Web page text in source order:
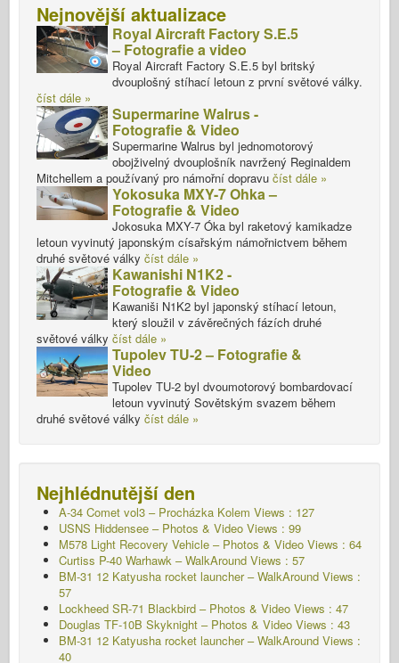
Nejnovější aktualizace
Royal Aircraft Factory S.E.5
– Fotografie a video
Royal Aircraft Factory S.E.5 byl britský
dvouplošný stíhací letoun z první světové války.
číst dále »
Supermarine Walrus -
Fotografie & Video
Supermarine Walrus byl jednomotorový
obojživelný dvouplošník navržený Reginaldem
Mitchellem a používaný pro námořní dopravu číst dále »
Yokosuka MXY-7 Ohka –
Fotografie & Video
Jokosuka MXY-7 Óka byl raketový kamikadze
letoun vyvinutý japonským císařským námořnictvem během
druhé světové války číst dále »
Kawanishi N1K2 -
Fotografie & Video
Kawaniši N1K2 byl japonský stíhací letoun,
který sloužil v závěrečných fázích druhé
světové války číst dále »
Tupolev TU-2 – Fotografie &
Video
Tupolev TU-2 byl dvoumotorový bombardovací
letoun vyvinutý Sovětským svazem během
druhé světové války číst dále »
Nejhlédnutější den
A-34 Comet vol3 – Procházka Kolem Views : 127
USNS Hiddensee – Photos & Video Views : 99
M578 Light Recovery Vehicle – Photos & Video Views : 64
Curtiss P-40 Warhawk – WalkAround Views : 57
BM-31 12 Katyusha rocket launcher – WalkAround Views :
57
Lockheed SR-71 Blackbird – Photos & Video Views : 47
Douglas TF-10B Skyknight – Photos & Video Views : 43
BM-31 12 Katyusha rocket launcher – WalkAround Views :
40